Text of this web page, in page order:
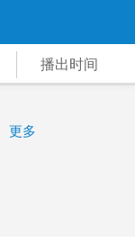
播出时间
更多